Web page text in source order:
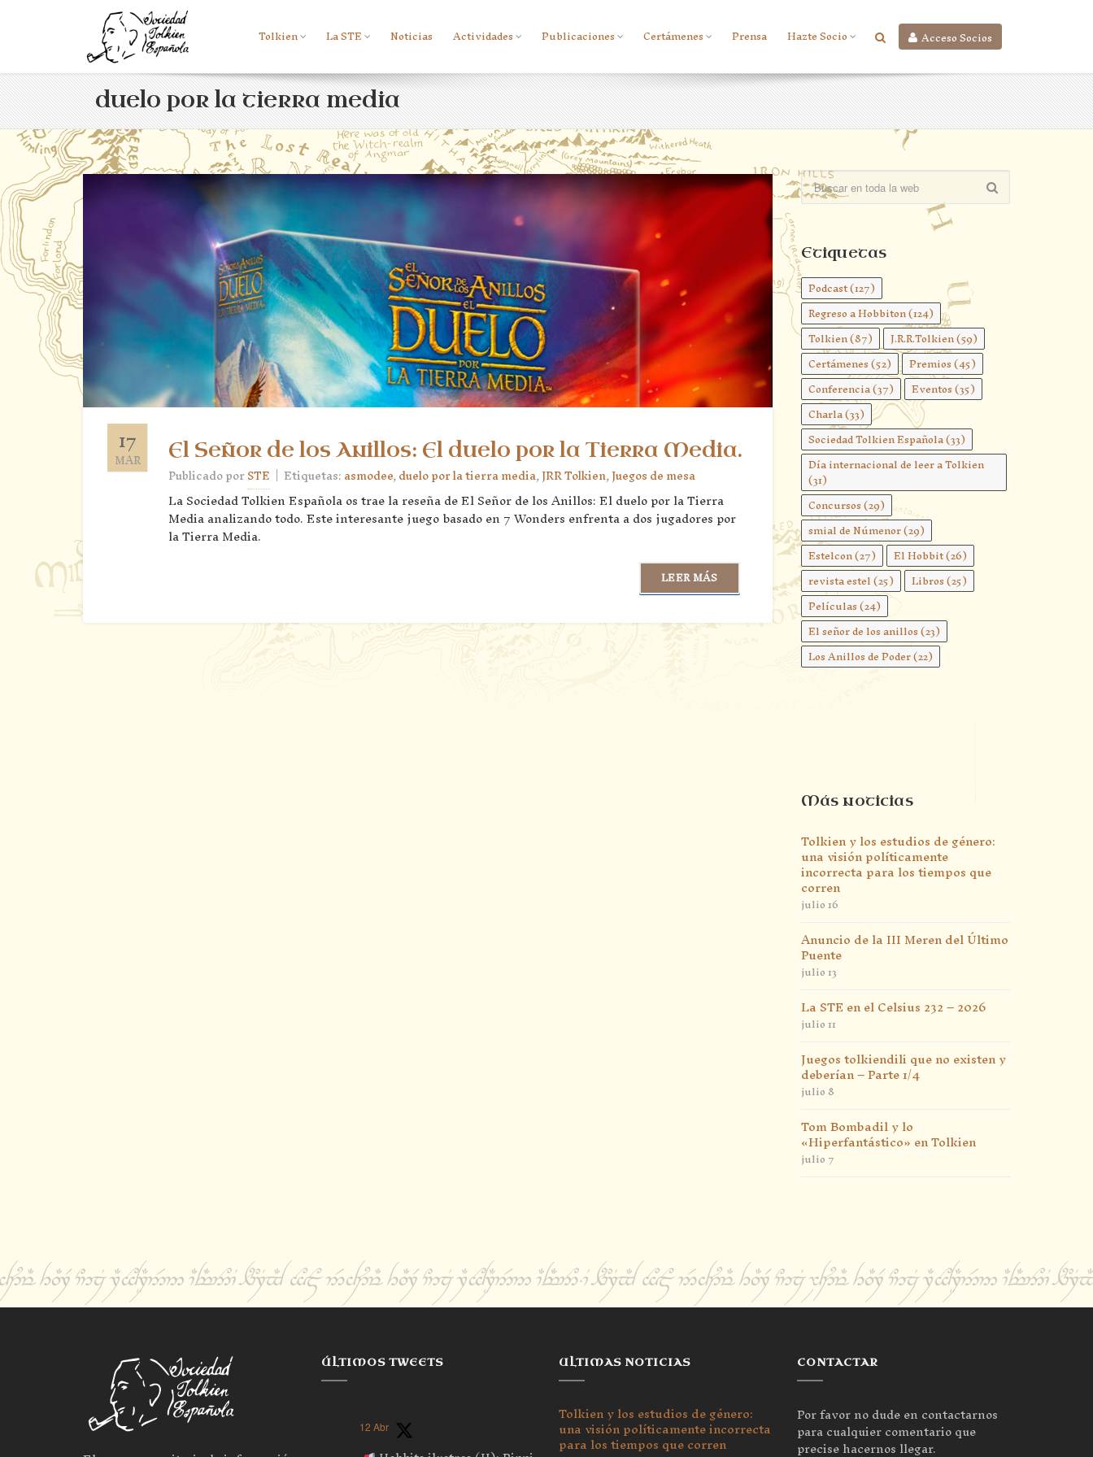
Acceso Socios
Tolkien La STE Noticias Actividades Publicaciones Certámenes Prensa Hazte Socio
duelo por la tierra media
17
MAR El Señor de los Anillos: El duelo por la Tierra Media.
Publicado porSTE | Etiquetas:asmodee,duelo por la tierra media,JRR Tolkien,Juegos de mesa
La Sociedad Tolkien Española os trae la reseña de El Señor de los Anillos: El duelo por la Tierra
Media analizando todo. Este interesante juego basado en 7 Wonders enfrenta a dos jugadores por
la Tierra Media.
LEER MÁS
Etiquetas
Podcast(127)
Regreso a Hobbiton(124)
Tolkien(87) J.R.R.Tolkien(59)
Certámenes(52) Premios(45)
Conferencia(37) Eventos(35)
Charla(33)
Sociedad Tolkien Española(33)
Día internacional de leer a Tolkien
(31)
Concursos(29)
smial de Númenor(29)
Estelcon(27) El Hobbit(26)
revista estel(25) Libros(25)
Películas(24)
El señor de los anillos(23)
Los Anillos de Poder(22)
Más noticias
Tolkien y los estudios de género:
una visión políticamente
incorrecta para los tiempos que
corren
julio 16
Anuncio de la III Meren del Último
Puente
julio 13
La STE en el Celsius 232 – 2026
julio 11
Juegos tolkiendili que no existen y
deberían – Parte 1/4
julio 8
Tom Bombadil y lo
«Hiperfantástico» en Tolkien
julio 7
ÚLTIMOS TWEETS
12 Abr
ULTIMAS NOTICIAS
Tolkien y los estudios de género:
una visión políticamente incorrecta
para los tiempos que corren
CONTACTAR
Por favor no dude en contactarnos
para cualquier comentario que
precise hacernos llegar.